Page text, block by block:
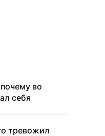
во
себя
тревожил